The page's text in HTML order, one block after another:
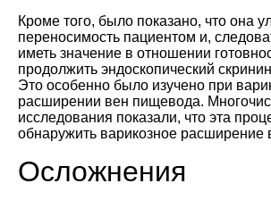
Кроме того, было показано, что она
переносимость пациентом и,
иметь значение в отношении
продолжить эндоскопический
Это особенно было изучено при
расширении вен пищевода.
исследования показали, что эта
обнаружить варикозное расширение
Осложнения